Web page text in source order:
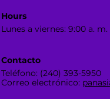
Hours
Lunes a viernes: 9:00 a.
Contacto
Teléfono: (240) 393-5950
Correo electrónico: